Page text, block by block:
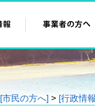
[市民の方へ] > [行政情